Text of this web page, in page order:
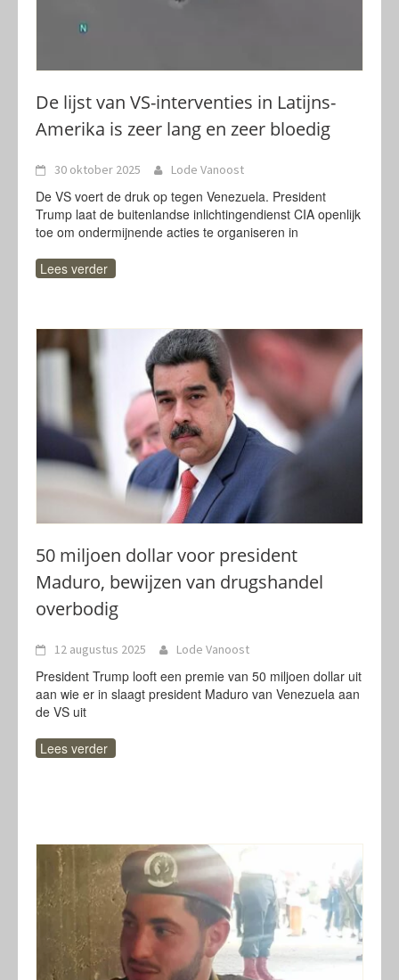
De lijst van VS-interventies in Latijns-
Amerika is zeer lang en zeer bloedig
30 oktober 2025 Lode Vanoost
De VS voert de druk op tegen Venezuela. President
Trump laat de buitenlandse inlichtingendienst CIA openlijk
toe om ondermijnende acties te organiseren in
Lees verder
50 miljoen dollar voor president
Maduro, bewijzen van drugshandel
overbodig
12 augustus 2025 Lode Vanoost
President Trump looft een premie van 50 miljoen dollar uit
aan wie er in slaagt president Maduro van Venezuela aan
de VS uit
Lees verder